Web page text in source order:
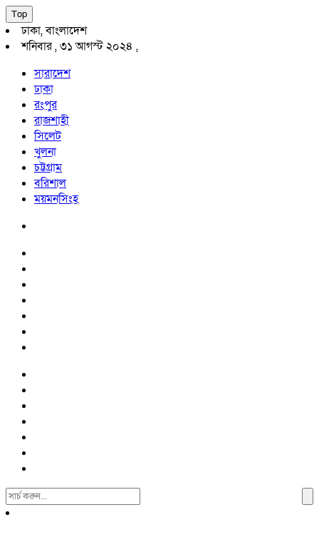
Top
ঢাকা, বাংলাদেশ
শনিবার , ৩১ আগস্ট ২০২৪ ,
সারাদেশ
ঢাকা
রংপুর
রাজশাহী
সিলেট
খুলনা
চট্টগ্রাম
বরিশাল
ময়মনসিংহ
Search
For: